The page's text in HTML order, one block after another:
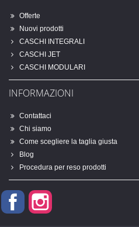
Offerte
Nuovi prodotti
CASCHI INTEGRALI
CASCHI JET
CASCHI MODULARI
INFORMAZIONI
Contattaci
Chi siamo
Come scegliere la taglia giusta
Blog
Procedura per reso prodotti
Facebook